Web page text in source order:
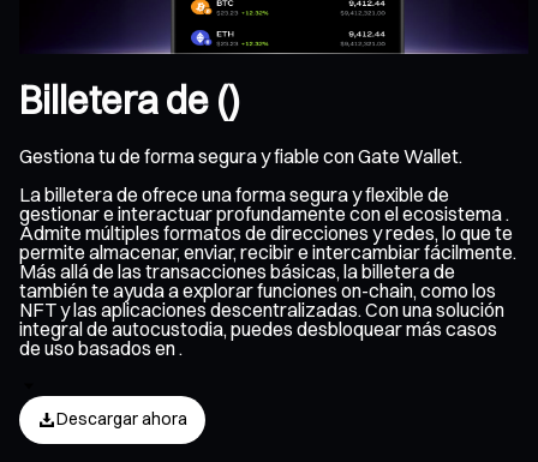
Billetera de ()
Gestiona tu de forma segura y fiable con Gate Wallet.
La billetera de ofrece una forma segura y flexible de
gestionar e interactuar profundamente con el ecosistema .
Admite múltiples formatos de direcciones y redes, lo que te
permite almacenar, enviar, recibir e intercambiar fácilmente.
Más allá de las transacciones básicas, la billetera de
también te ayuda a explorar funciones on-chain, como los
NFT y las aplicaciones descentralizadas. Con una solución
integral de autocustodia, puedes desbloquear más casos
de uso basados en .
Descargar ahora